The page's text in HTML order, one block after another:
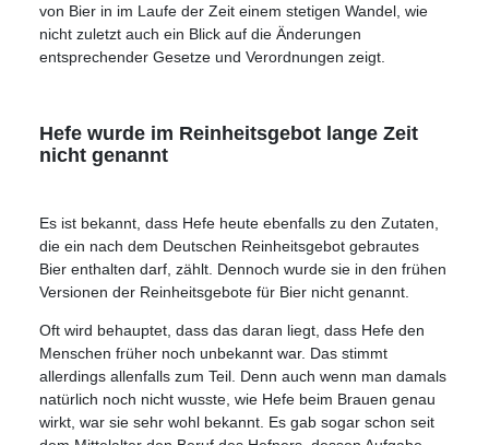
von Bier in im Laufe der Zeit einem stetigen Wandel, wie
nicht zuletzt auch ein Blick auf die Änderungen
entsprechender Gesetze und Verordnungen zeigt.
Hefe wurde im Reinheitsgebot lange Zeit
nicht genannt
Es ist bekannt, dass Hefe heute ebenfalls zu den Zutaten,
die ein nach dem Deutschen Reinheitsgebot gebrautes
Bier enthalten darf, zählt. Dennoch wurde sie in den frühen
Versionen der Reinheitsgebote für Bier nicht genannt.
Oft wird behauptet, dass das daran liegt, dass Hefe den
Menschen früher noch unbekannt war. Das stimmt
allerdings allenfalls zum Teil. Denn auch wenn man damals
natürlich noch nicht wusste, wie Hefe beim Brauen genau
wirkt, war sie sehr wohl bekannt. Es gab sogar schon seit